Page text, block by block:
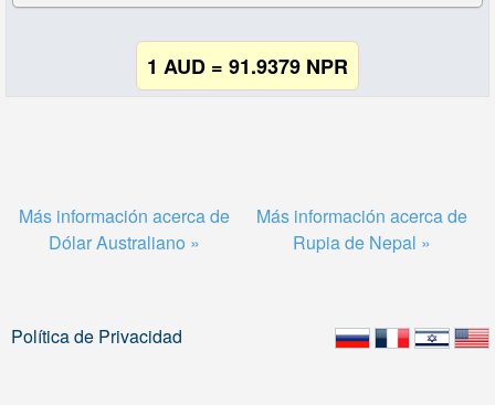
1 AUD = 91.9379 NPR
Más información acerca de
Dólar Australiano »
Más información acerca de
Rupia de Nepal »
Política de Privacidad